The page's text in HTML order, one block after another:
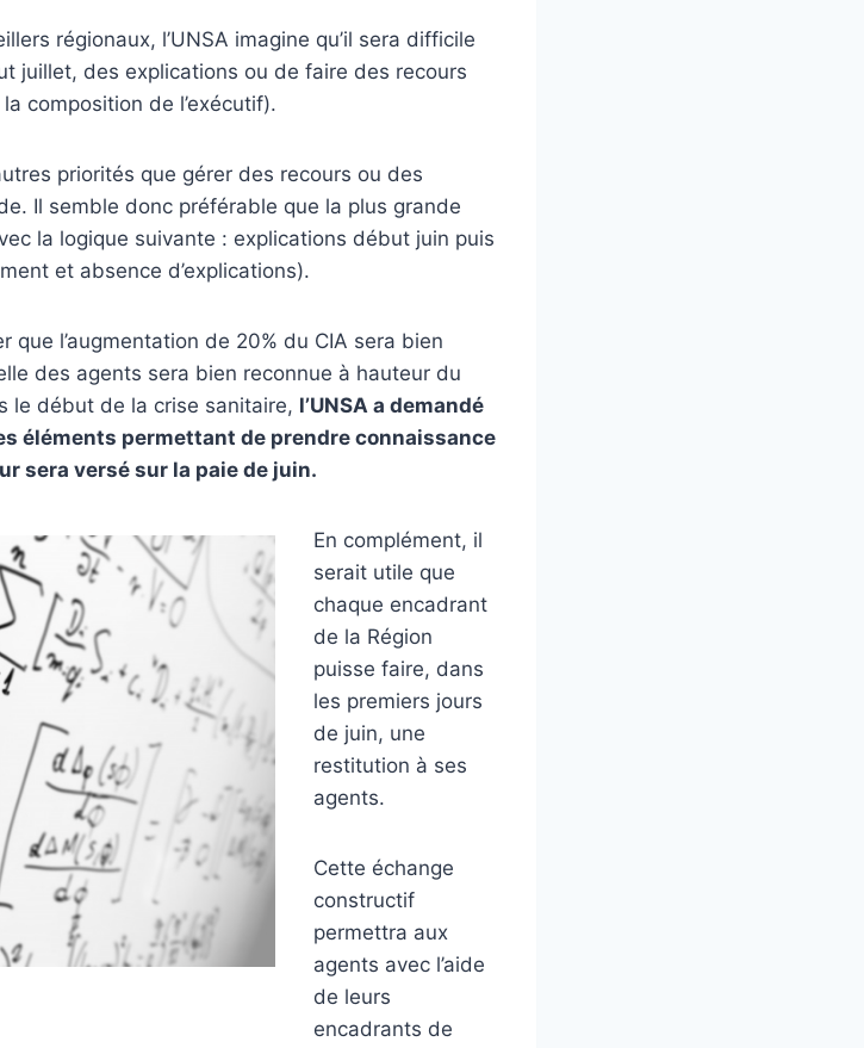
régionaux, l’UNSA imagine qu’il sera difficile
juillet, des explications ou de faire des recours
composition de l’exécutif).
priorités que gérer des recours ou des
Il semble donc préférable que la plus grande
la logique suivante : explications début juin puis
et absence d’explications).
l’augmentation de 20% du CIA sera bien
des agents sera bien reconnue à hauteur du
le début de la crise sanitaire, l’UNSA a demandé
éléments permettant de prendre connaissance
sera versé sur la paie de juin.
En complément, il
serait utile que
chaque encadrant
de la Région
puisse faire, dans
les premiers jours
de juin, une
restitution à ses
agents.
Cette échange
constructif
permettra aux
agents avec l’aide
de leurs
encadrants de